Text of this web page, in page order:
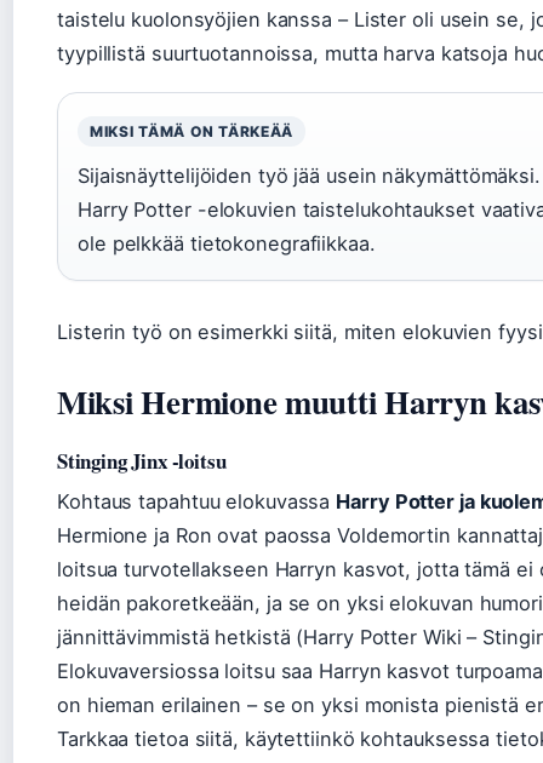
taistelu kuolonsyöjien kanssa – Lister oli usein se,
tyypillistä suurtuotannoissa, mutta harva katsoja
MIKSI TÄMÄ ON TÄRKEÄÄ
Sijaisnäyttelijöiden työ jää usein
Harry Potter -elokuvien taistelukohtaukset
ole pelkkää tietokonegrafiikkaa.
Listerin työ on esimerkki siitä, miten elokuvien
Miksi Hermione muutti Harryn
Stinging Jinx -loitsu
Kohtaus tapahtuu elokuvassa Harry Potter ja
Hermione ja Ron ovat paossa Voldemortin
loitsua turvotellakseen Harryn kasvot, jotta tämä
heidän pakoretkeään, ja se on yksi elokuvan
jännittävimmistä hetkistä (Harry Potter Wiki –
Elokuvaversiossa loitsu saa Harryn kasvot
on hieman erilainen – se on yksi monista pienistä
Tarkkaa tietoa siitä, käytettiinkö kohtauksessa